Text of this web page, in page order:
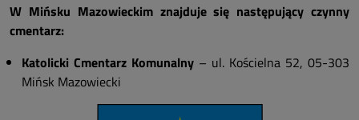
W Mińsku Mazowieckim znajduje się następujący czynny
cmentarz:
Katolicki Cmentarz Komunalny – ul. Kościelna 52, 05-303
Mińsk Mazowiecki